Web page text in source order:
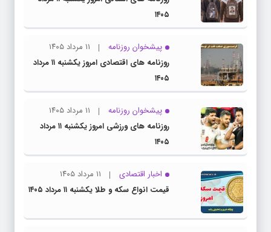
۱۴۰۵
پیشخوان روزنامه
۱۱ مرداد ۱۴۰۵
روزنامه های اقتصادی امروز یکشنبه ۱۱ مرداد
۱۴۰۵
پیشخوان روزنامه
۱۱ مرداد ۱۴۰۵
روزنامه های ورزشی امروز یکشنبه ۱۱ مرداد
۱۴۰۵
اخبار اقتصادی
۱۱ مرداد ۱۴۰۵
قیمت انواع سکه و طلا یکشنبه ۱۱ مرداد ۱۴۰۵